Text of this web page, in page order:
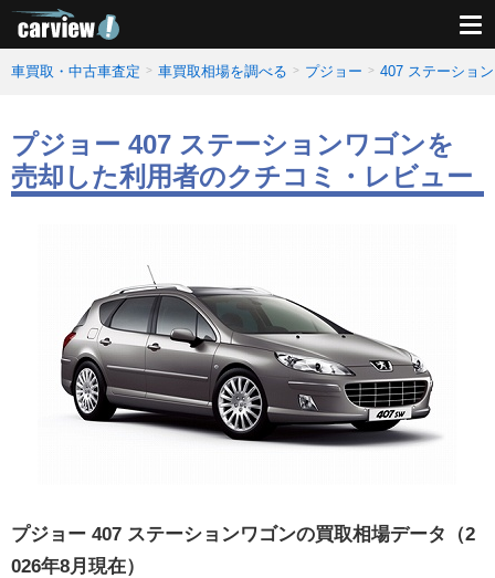
車買取・中古車査定 車買取相場を調べる プジョー 407 ステーショ
プジョー 407 ステーションワゴンを
売却した利用者のクチコミ・レビュー
プジョー 407 ステーションワゴンの買取相場データ（2
026年8月現在）